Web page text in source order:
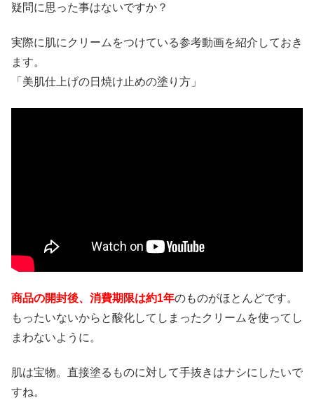
疑問に思った事はないですか？
実際に肌にクリームをつけている参考動画を紹介しておき
ます。
「美肌仕上げの日焼け止めの塗り方」
商品の開封後、消費期限は約1年のものがほとんどです。
もったいないからと酸化してしまったクリームを使ってし
まわないように。
肌は宝物。直接塗るものに対して手抜きはナシにしたいで
すね。